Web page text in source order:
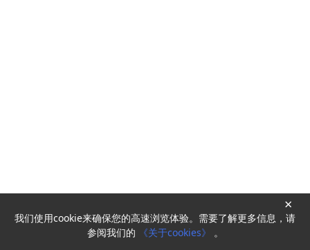
Powered byHyperKitty
我们使用cookie来确保您的高速浏览体验。需要了解更多信息，请
参阅我们的
《关于cookies》 。
×